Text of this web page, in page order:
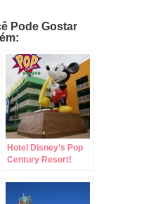
Pode Gostar
Hotel Disney’s Pop
Century Resort!